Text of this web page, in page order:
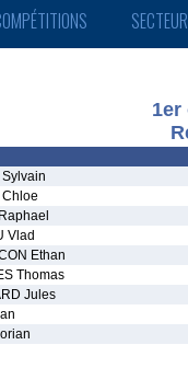
1er
Sylvain
Chloe
Vlad
Ethan
Thomas
Jules